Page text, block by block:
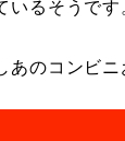
いるそうで
のコンビニ